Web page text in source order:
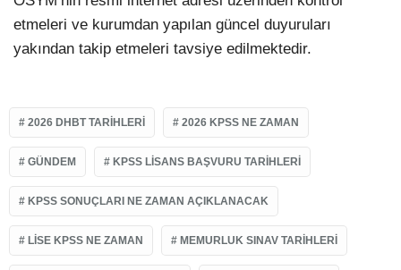
etmeleri ve kurumdan yapılan güncel duyuruları
yakından takip etmeleri tavsiye edilmektedir.
2026 DHBT TARIHLERI 2026 KPSS NE ZAMAN
GÜNDEM KPSS LISANS BAŞVURU TARIHLERI
KPSS SONUÇLARI NE ZAMAN AÇIKLANACAK
LISE KPSS NE ZAMAN MEMURLUK SINAV TARIHLERI